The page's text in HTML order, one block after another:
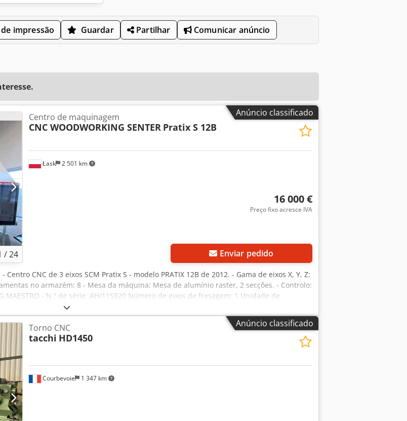
impressão Guardar Partilhar Comunicar anúncio
Anúncio classificado
/24
Łask 2 501 km
Centro de maquinagem
CNC WOODWORKING SENTER Pratix S 12B
16 000 €
Preço fixo acresce IVA
Enviar pedido
- Centro CNC de 3 eixos SCM Pratix S - modelo PRATIX 12B de 2012. - Gama de eixos X, Y, Z:
no armazém: 8 - Mesa da máquina: Mesa de alumínio raster, 2 secções. - Controlo:
MAESTRO - N.º de série: AH/115920 Número de eixos de fresagem: 1 Unidade de
do fuso: 24.000 rpm Porta-ferramentas: HSK-F63 Motor principal: 6,6 kW Construção
Bombas de vácuo: 2 pcs. BECKER de 2012 - uma colocada no exterior, a outra
m³/h: 240/280 m³/h. Interface para leitura de formato CAD (.dxf). Segurança: Rejeições
2.790 mm Altura: 2.190 mm Medição automática do comprimento da ferramenta
Anúncio classificado
Courbevoie 1 347 km
Torno CNC
tacchi HD1450